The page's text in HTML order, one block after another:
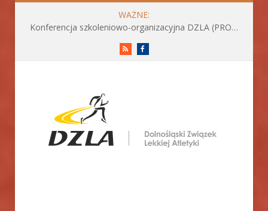
WAŻNE:
Konferencja szkoleniowo-organizacyjna DZLA (PROGRAM już do pobrania)
RSS